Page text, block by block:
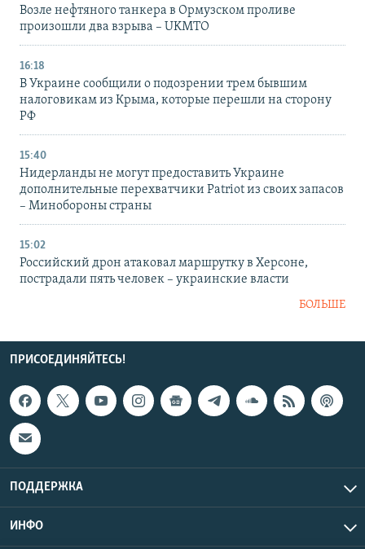
Возле нефтяного танкера в Ормузском проливе
произошли два взрыва – UKMTO
16:18
В Украине сообщили о подозрении трем бывшим
налоговикам из Крыма, которые перешли на сторону
РФ
15:40
Нидерланды не могут предоставить Украине
дополнительные перехватчики Patriot из своих запасов
– Минобороны страны
15:02
Российский дрон атаковал маршрутку в Херсоне,
пострадали пять человек – украинские власти
БОЛЬШЕ
ПРИСОЕДИНЯЙТЕСЬ!
ПОДДЕРЖКА
ИНФО